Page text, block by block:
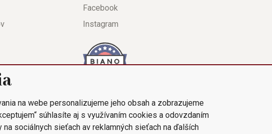
Facebook
Instagram
na webe personalizujeme jeho obsah a zobrazujeme
súhlasíte aj s využívaním cookies a odovzdaním
sociálnych sieťach av reklamných sieťach na ďalších